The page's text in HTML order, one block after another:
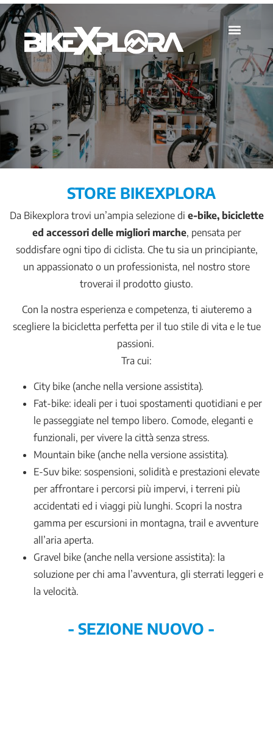
Store
STORE BIKEXPLORA
Da Bikexplora trovi un’ampia selezione di e-bike, biciclette
ed accessori delle migliori marche, pensata per
soddisfare ogni tipo di ciclista. Che tu sia un principiante,
un appassionato o un professionista, nel nostro store
troverai il prodotto giusto.
Con la nostra esperienza e competenza, ti aiuteremo a
scegliere la bicicletta perfetta per il tuo stile di vita e le tue
passioni.
Tra cui:
City bike (anche nella versione assistita).
Fat-bike: ideali per i tuoi spostamenti quotidiani e per
le passeggiate nel tempo libero. Comode, eleganti e
funzionali, per vivere la città senza stress.
Mountain bike (anche nella versione assistita).
E-Suv bike: sospensioni, solidità e prestazioni elevate
per affrontare i percorsi più impervi, i terreni più
accidentati ed i viaggi più lunghi. Scopri la nostra
gamma per escursioni in montagna, trail e avventure
all’aria aperta.
Gravel bike (anche nella versione assistita): la
soluzione per chi ama l’avventura, gli sterrati leggeri e
la velocità.
- SEZIONE NUOVO -